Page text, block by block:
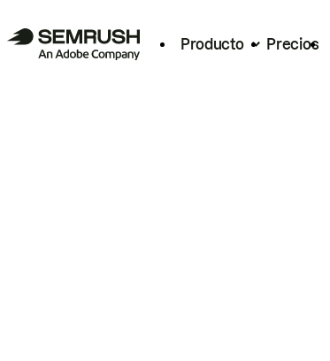
Producto Precios